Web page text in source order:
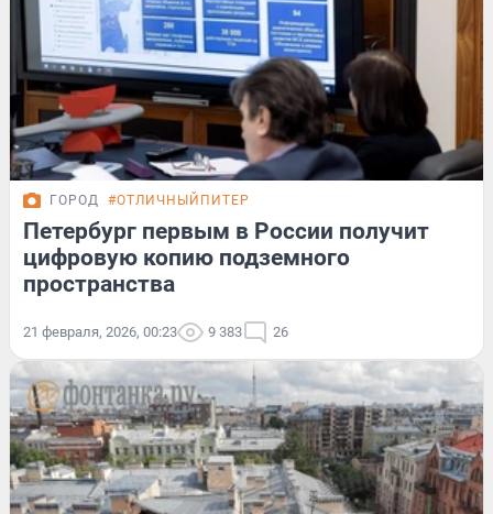
ГОРОД #ОТЛИЧНЫЙПИТЕР
Петербург первым в России получит
цифровую копию подземного
пространства
21 февраля, 2026, 00:23 9 383 26